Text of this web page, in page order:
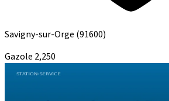
Savigny-sur-Orge (91600)
Gazole 2,250